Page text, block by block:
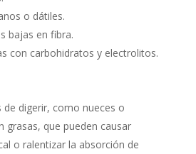
o dátiles.
bajas en fibra.
con carbohidratos y electrolitos.
de digerir, como nueces o
grasas, que pueden causar
o ralentizar la absorción de